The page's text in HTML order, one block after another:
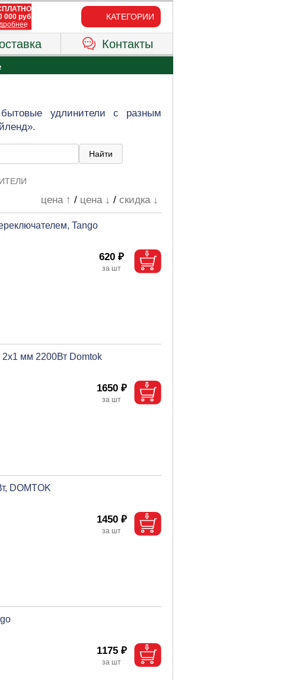
КАТЕГОРИИ
Контакты
удлинители с разным
цена ↑ / цена ↓ /скидка ↓
Tango
620 ₽
2х1 мм 2200Вт Domtok
1650 ₽
DOMTOK
1450 ₽
1175 ₽